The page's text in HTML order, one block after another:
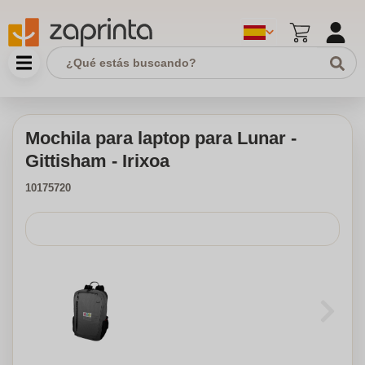
Mochila para laptop para Lunar -
Gittisham - Irixoa
10175720